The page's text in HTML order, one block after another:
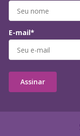
E-mail*
Assinar